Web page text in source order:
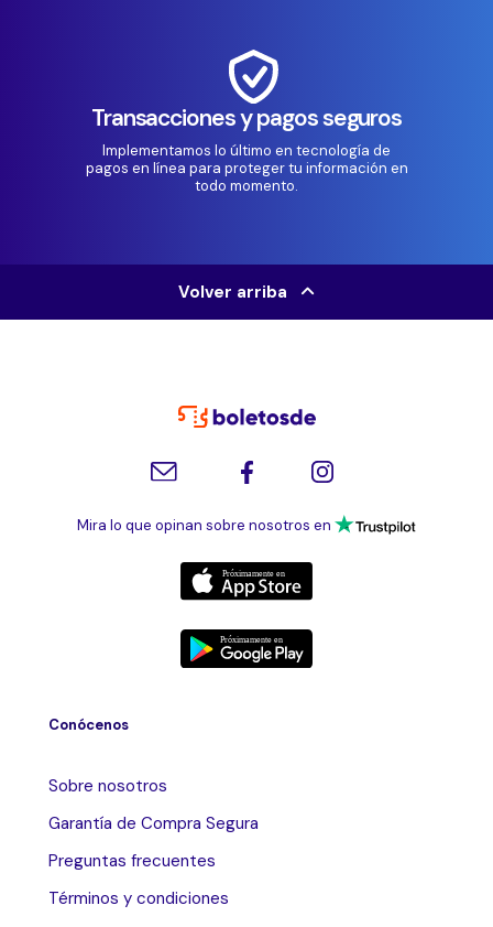
Transacciones y pagos seguros
Implementamos lo último en tecnología de
pagos en línea para proteger tu información en
todo momento.
Volver arriba
Mira lo que opinan sobre nosotros en
Conócenos
Sobre nosotros
Garantía de Compra Segura
Preguntas frecuentes
Términos y condiciones